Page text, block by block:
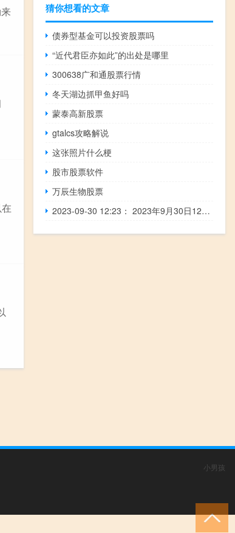
猜你想看的文章
债券型基金可以投资股票吗
“近代君臣亦如此”的出处是哪里
300638广和通股票行情
冬天湖边抓甲鱼好吗
蒙泰高新股票
gtalcs攻略解说
这张照片什么梗
股市股票软件
万辰生物股票
2023-09-30 12:23： 2023年9月30日12时15分，G4221沪武高速常州段由上海往武汉方向141K至146K离芙蓉服务区5公里附近交通恢复通行。2023年9月30日12时13分，G25长深高速无锡段由杭州往连云港方向2184K至2190K离太湖服务区3公里附近交通恢复通行。2023年9月30日12时16分，G4221沪武高速苏州段由于车流量大，由上海往武汉方 ​​​
小男孩